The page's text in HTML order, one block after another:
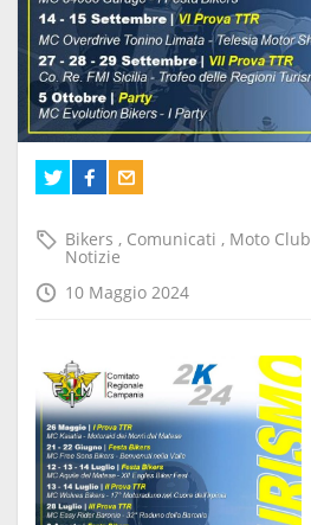
Bikers , Comunicati , Moto Club
Notizie
10 Maggio 2024